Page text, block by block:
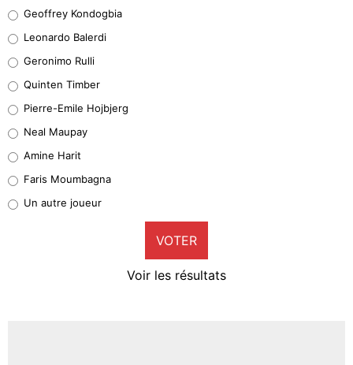
38%
32%
5%
1%
9%
Geoffrey Kondogbia
Leonardo Balerdi
Geronimo Rulli
Quinten Timber
Pierre-Emile Hojbjerg
Neal Maupay
Amine Harit
Faris Moumbagna
Un autre joueur
VOTER
Voir les résultats